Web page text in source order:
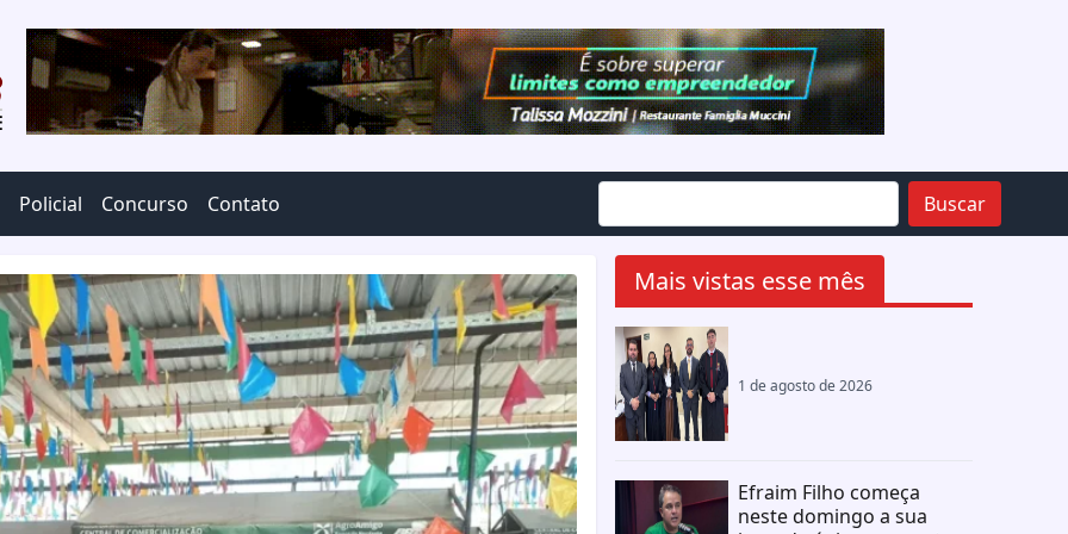
Policial Concurso Contato Buscar
Mais vistas esse mês
1 de agosto de 2026
Efraim Filho começa
neste domingo a sua